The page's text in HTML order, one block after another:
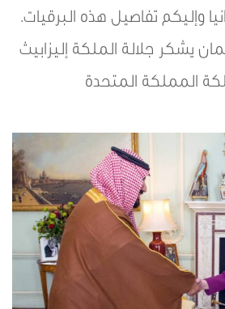
وإليكم تفاصيل هذه البرقيات.
يشكر جلالة الملكة إليزابيث
المملكة المتحدة